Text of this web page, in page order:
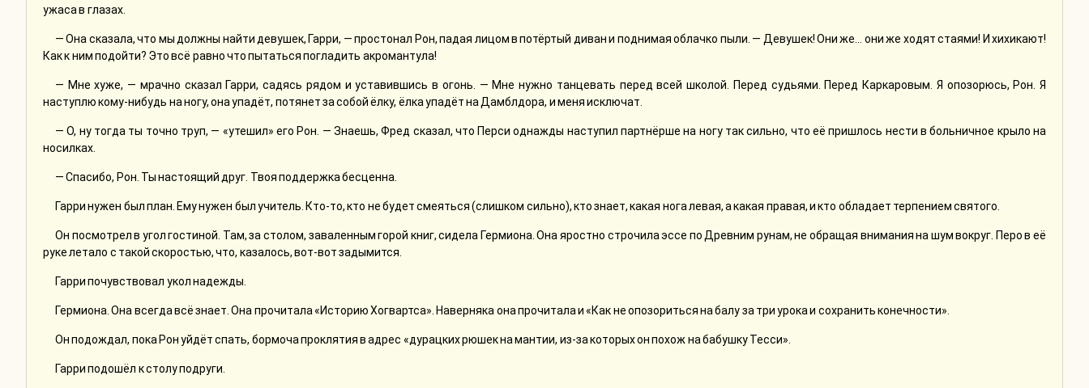
ужаса в глазах.
— Она сказала, что мы должны найти девушек, Гарри, — простонал Рон, падая лицом в потёртый диван и поднимая облачко пыли. — Девушек! Они же… они же ходят стаями! И хихикают!
Как к ним подойти? Это всё равно что пытаться погладить акромантула!
— Мне хуже, — мрачно сказал Гарри, садясь рядом и уставившись в огонь. — Мне нужно танцевать перед всей школой. Перед судьями. Перед Каркаровым. Я опозорюсь, Рон. Я
наступлю кому-нибудь на ногу, она упадёт, потянет за собой ёлку, ёлка упадёт на Дамблдора, и меня исключат.
— О, ну тогда ты точно труп, — «утешил» его Рон. — Знаешь, Фред сказал, что Перси однажды наступил партнёрше на ногу так сильно, что её пришлось нести в больничное крыло на
носилках.
— Спасибо, Рон. Ты настоящий друг. Твоя поддержка бесценна.
Гарри нужен был план. Ему нужен был учитель. Кто-то, кто не будет смеяться (слишком сильно), кто знает, какая нога левая, а какая правая, и кто обладает терпением святого.
Он посмотрел в угол гостиной. Там, за столом, заваленным горой книг, сидела Гермиона. Она яростно строчила эссе по Древним рунам, не обращая внимания на шум вокруг. Перо в её
руке летало с такой скоростью, что, казалось, вот-вот задымится.
Гарри почувствовал укол надежды.
Гермиона. Она всегда всё знает. Она прочитала «Историю Хогвартса». Наверняка она прочитала и «Как не опозориться на балу за три урока и сохранить конечности».
Он подождал, пока Рон уйдёт спать, бормоча проклятия в адрес «дурацких рюшек на мантии, из-за которых он похож на бабушку Тесси».
Гарри подошёл к столу подруги.